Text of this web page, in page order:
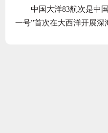
中国大洋83航次是中国
一号”首次在大西洋开展深